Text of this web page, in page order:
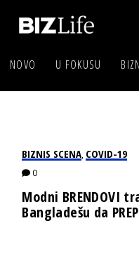
NOVO U FOKUSU
BIZNIS SCENA, COVID-19
0
Modni BRENDOVI
Bangladešu da